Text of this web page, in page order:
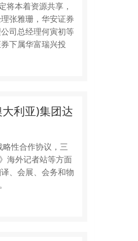
将本着资源共享，
张雅珊，华安证券
司总经理何寅初等
下属华富瑞兴投
利亚)集团达
性合作协议，三
海外记者站等方面
、会展、会务和物